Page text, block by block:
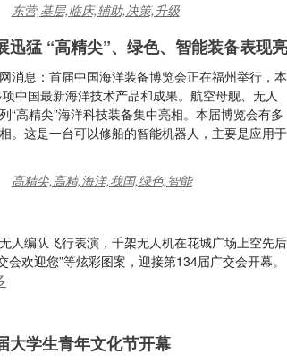
东营,基层,临床,辅助,决策,升级
迅猛 “高精尖”、绿色、智能装备表现
消息：首届中国海洋装备博览会正在福州举行，本
中国最新海洋技术产品和成果。航空母舰、无人
“高精尖”海洋科技装备集中亮相。本届博览会有多
。这是一台可以修船的智能机器人，主要是应用于
高精尖,高精,海洋,我国,绿色,智能
人编队飞行表演，千架无人机在花城广场上空先后
欢迎您”等炫彩图案，迎接第134届广交会开幕。
大学生青年文化节开幕